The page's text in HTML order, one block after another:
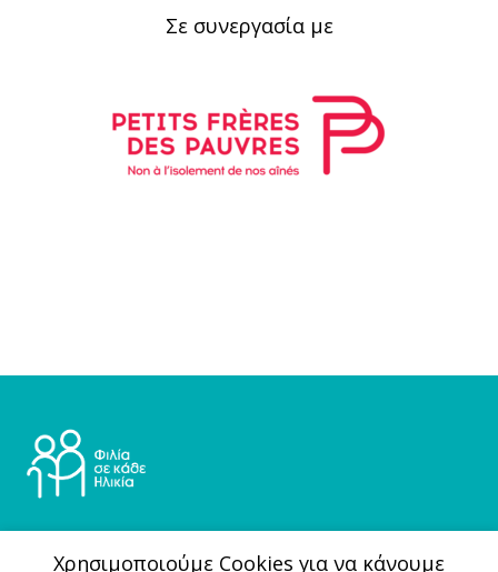
Σε συνεργασία με
Ινστιτούτο Prolepsis
Xρησιμοποιούμε Cookies για να κάνουμε